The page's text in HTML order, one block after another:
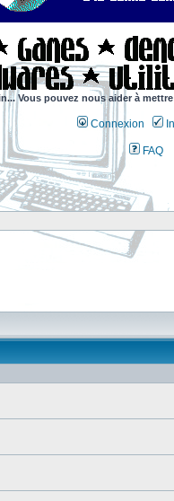
Vous pouvez nous aider à
Connexion
FAQ